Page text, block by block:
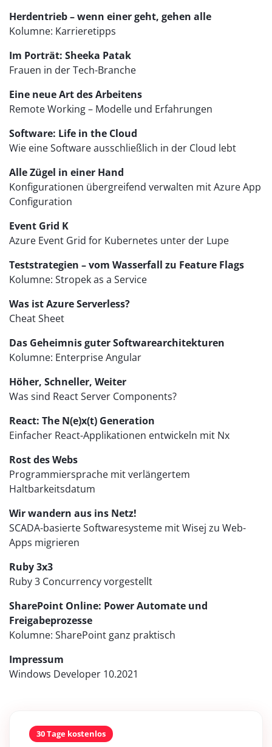
Herdentrieb – wenn einer geht, gehen alle
Kolumne: Karrieretipps
Im Porträt: Sheeka Patak
Frauen in der Tech-Branche
Eine neue Art des Arbeitens
Remote Working – Modelle und Erfahrungen
Software: Life in the Cloud
Wie eine Software ausschließlich in der Cloud lebt
Alle Zügel in einer Hand
Konfigurationen übergreifend verwalten mit Azure App
Configuration
Event Grid K
Azure Event Grid for Kubernetes unter der Lupe
Teststrategien – vom Wasserfall zu Feature Flags
Kolumne: Stropek as a Service
Was ist Azure Serverless?
Cheat Sheet
Das Geheimnis guter Softwarearchitekturen
Kolumne: Enterprise Angular
Höher, Schneller, Weiter
Was sind React Server Components?
React: The N(e)x(t) Generation
Einfacher React-Applikationen entwickeln mit Nx
Rost des Webs
Programmiersprache mit verlängertem
Haltbarkeitsdatum
Wir wandern aus ins Netz!
SCADA-basierte Softwaresysteme mit Wisej zu Web-
Apps migrieren
Ruby 3x3
Ruby 3 Concurrency vorgestellt
SharePoint Online: Power Automate und
Freigabeprozesse
Kolumne: SharePoint ganz praktisch
Impressum
Windows Developer 10.2021
30 Tage kostenlos